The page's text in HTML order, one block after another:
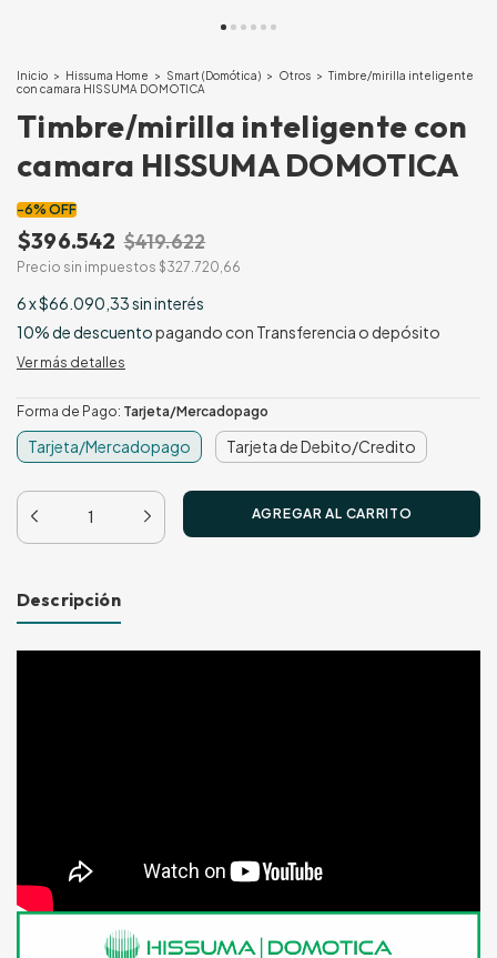
Inicio > Hissuma Home > Smart (Domótica) > Otros > Timbre/mirilla inteligente
con camara HISSUMA DOMOTICA
Timbre/mirilla inteligente con
camara HISSUMA DOMOTICA
-6% OFF
$396.542 $419.622
Precio sin impuestos $327.720,66
6x$66.090,33sin interés
10% de descuentopagando con Transferencia o depósito
Ver más detalles
Forma de Pago: Tarjeta/Mercadopago
Tarjeta/Mercadopago Tarjeta de Debito/Credito
Descripción